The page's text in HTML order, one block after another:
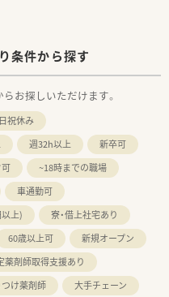
条件から探す
お探しいただけます。
祝休み
週32h以上
新卒可
~18時までの職場
車通勤可
上)
寮・借上社宅あり
60歳以上可
新規オープン
薬剤師取得支援あり
け薬剤師
大手チェーン